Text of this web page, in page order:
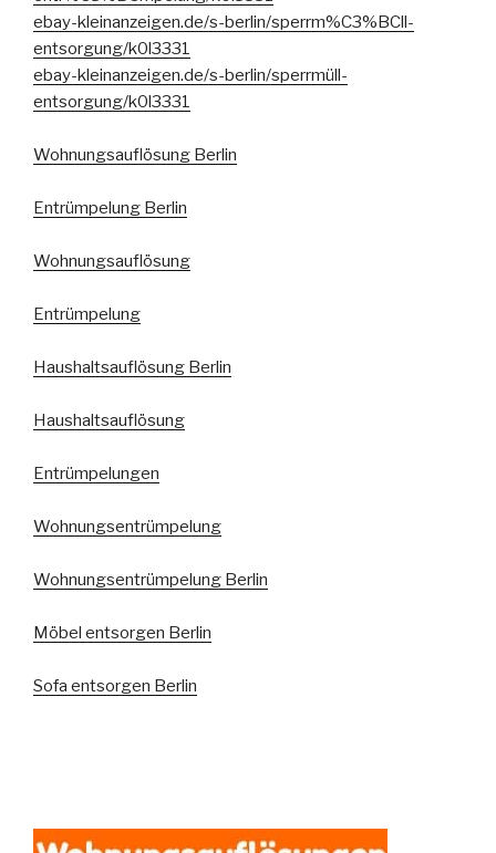
ebay-kleinanzeigen.de/s-berlin/sperrm%C3%BCll-
entsorgung/k0l3331
ebay-kleinanzeigen.de/s-berlin/sperrmüll-
entsorgung/k0l3331
Wohnungsauflösung Berlin
Entrümpelung Berlin
Wohnungsauflösung
Entrümpelung
Haushaltsauflösung Berlin
Haushaltsauflösung
Entrümpelungen
Wohnungsentrümpelung
Wohnungsentrümpelung Berlin
Möbel entsorgen Berlin
Sofa entsorgen Berlin